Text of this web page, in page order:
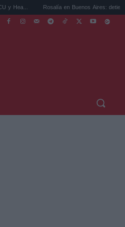
en Buenos Aires: detiene el tráfico y se s...